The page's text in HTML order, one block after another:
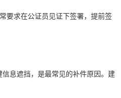
要求在公证员见证下签署，提前签
息遮挡，是最常见的补件原因。建